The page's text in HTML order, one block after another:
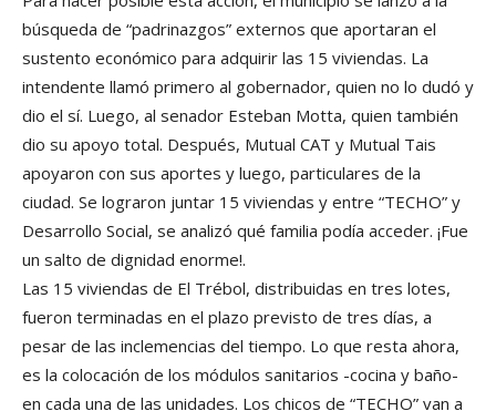
búsqueda de “padrinazgos” externos que aportaran el
sustento económico para adquirir las 15 viviendas. La
intendente llamó primero al gobernador, quien no lo dudó y
dio el sí. Luego, al senador Esteban Motta, quien también
dio su apoyo total. Después, Mutual CAT y Mutual Tais
apoyaron con sus aportes y luego, particulares de la
ciudad. Se lograron juntar 15 viviendas y entre “TECHO” y
Desarrollo Social, se analizó qué familia podía acceder. ¡Fue
un salto de dignidad enorme!.
Las 15 viviendas de El Trébol, distribuidas en tres lotes,
fueron terminadas en el plazo previsto de tres días, a
pesar de las inclemencias del tiempo. Lo que resta ahora,
es la colocación de los módulos sanitarios -cocina y baño-
en cada una de las unidades. Los chicos de “TECHO” van a